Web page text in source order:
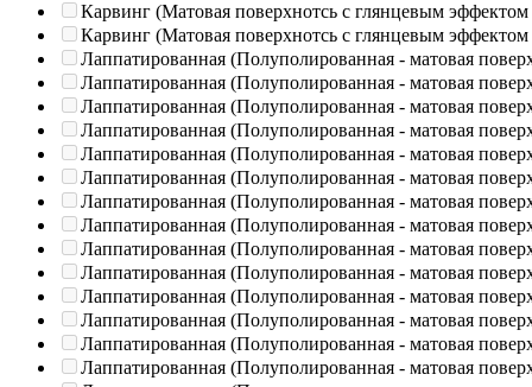
Карвинг (Матовая поверхнотсь с глянцевым эффектом
Карвинг (Матовая поверхнотсь с глянцевым эффектом
Лаппатированная (Полуполированная - матовая
Лаппатированная (Полуполированная - матовая
Лаппатированная (Полуполированная - матовая
Лаппатированная (Полуполированная - матовая
Лаппатированная (Полуполированная - матовая
Лаппатированная (Полуполированная - матовая
Лаппатированная (Полуполированная - матовая
Лаппатированная (Полуполированная - матовая
Лаппатированная (Полуполированная - матовая
Лаппатированная (Полуполированная - матовая
Лаппатированная (Полуполированная - матовая
Лаппатированная (Полуполированная - матовая
Лаппатированная (Полуполированная - матовая
Лаппатированная (Полуполированная - матовая